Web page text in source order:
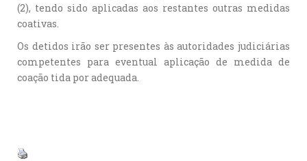
(2), tendo sido aplicadas aos restantes outras medidas
coativas.
Os detidos irão ser presentes às autoridades judiciárias
competentes para eventual aplicação de medida de
coação tida por adequada.